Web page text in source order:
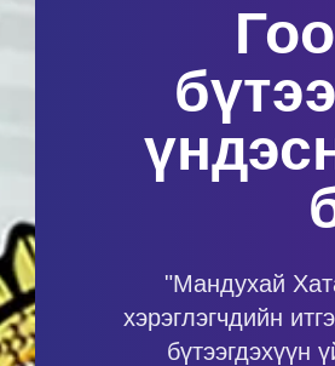
"Мандухай
хэрэглэгчдийн
бүтээгдэхүүн